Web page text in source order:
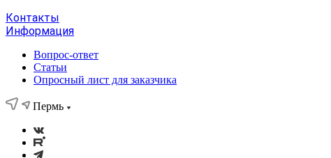
Контакты
Информация
Вопрос-ответ
Статьи
Опросный лист для заказчика
Пермь